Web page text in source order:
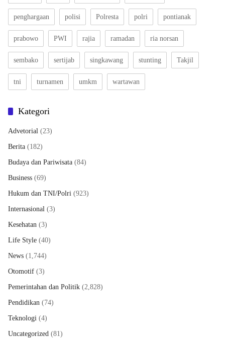
penghargaan polisi Polresta polri pontianak
prabowo PWI rajia ramadan ria norsan
sembako sertijab singkawang stunting Takjil
tni turnamen umkm wartawan
Kategori
Advetorial (23)
Berita (182)
Budaya dan Pariwisata (84)
Business (69)
Hukum dan TNI/Polri (923)
Internasional (3)
Kesehatan (3)
Life Style (40)
News (1,744)
Otomotif (3)
Pemerintahan dan Politik (2,828)
Pendidikan (74)
Teknologi (4)
Uncategorized (81)